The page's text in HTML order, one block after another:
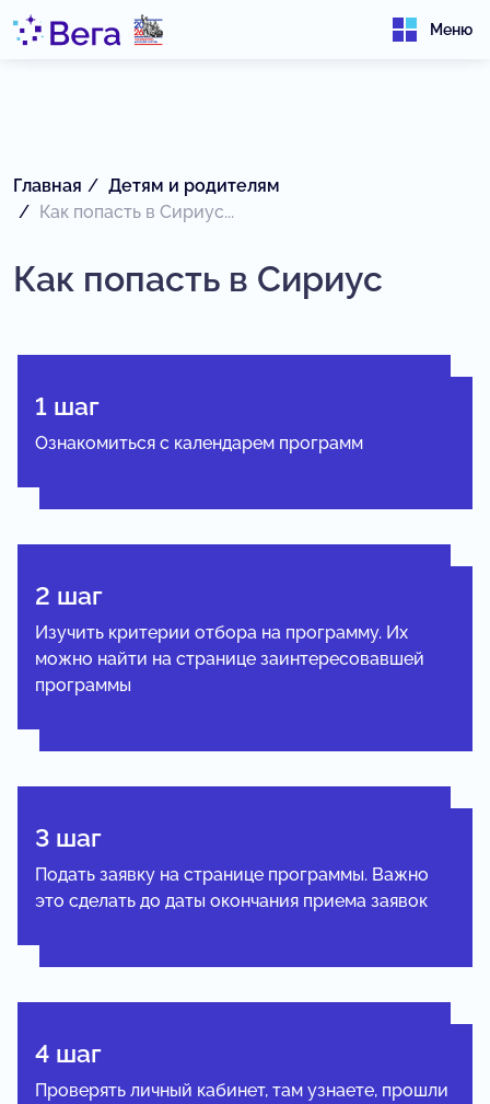
Меню
Главная
Детям и родителям
Как попасть в Сириус...
Как попасть в Сириус
1 шаг
Ознакомиться с календарем программ
2 шаг
Изучить критерии отбора на программу. Их
можно найти на странице заинтересовавшей
программы
3 шаг
Подать заявку на странице программы. Важно
это сделать до даты окончания приема заявок
4 шаг
Проверять личный кабинет, там узнаете, прошли